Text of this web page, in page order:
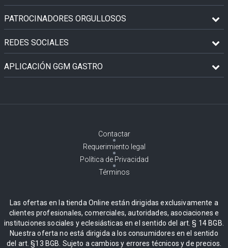
PATROCINADORES ORGULLOSOS
REDES SOCIALES
APLICACIÓN GGM GASTRO
Contactar
Requerimiento legal
Política de Privacidad
Términos
Las ofertas en la tienda Online están dirigidas exclusivamente a
clientes profesionales, comerciales, autoridades, asociaciones e
instituciones sociales y eclesiásticas en el sentido del art. § 14 BGB.
Nuestra oferta no está dirigida a los consumidores en el sentido
del art. §13 BGB. Sujeto a cambios y errores técnicos y de precios.